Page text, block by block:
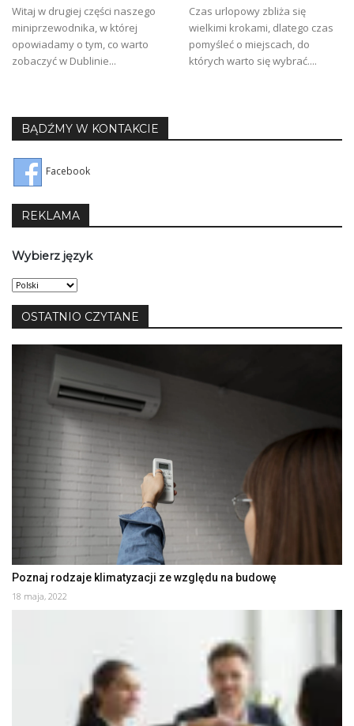
Witaj w drugiej części naszego
miniprzewodnika, w której
opowiadamy o tym, co warto
zobaczyć w Dublinie...
Czas urlopowy zbliża się
wielkimi krokami, dlatego czas
pomyśleć o miejscach, do
których warto się wybrać....
BĄDŹMY W KONTAKCIE
Facebook
REKLAMA
Wybierz język
Wybierz
język
OSTATNIO CZYTANE
Poznaj rodzaje klimatyzacji ze względu na budowę
18 maja, 2022